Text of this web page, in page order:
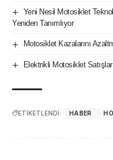
Yeni Nesil Motosiklet
Yeniden Tanımlıyor
Motosiklet Kazalarını
Elektrikli Motosiklet
ETİKETLENDİ: HABER